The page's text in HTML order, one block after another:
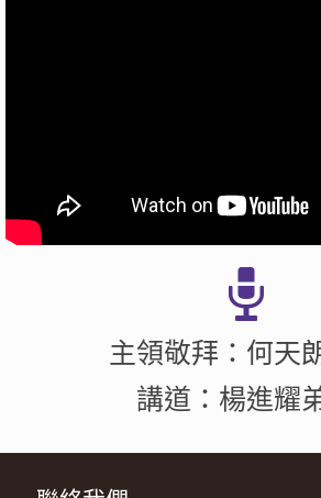
主領敬拜：何天
講道：楊進耀